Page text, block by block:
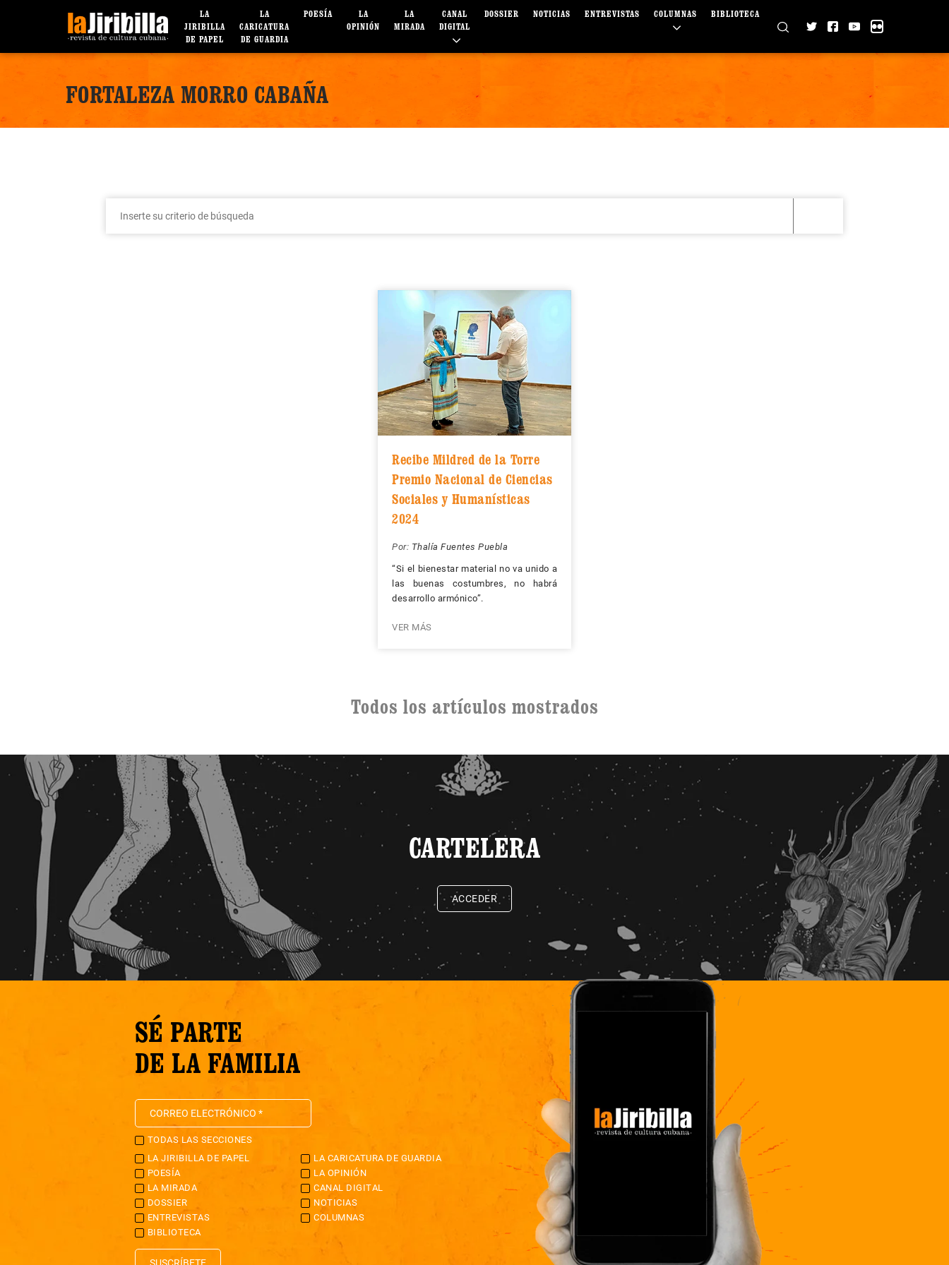
LA
JIRIBILLA
DE PAPEL
LA
CARICATURA
DE GUARDIA
POESÍA
LA
OPINIÓN
LA
MIRADA
CANAL
DIGITAL
DOSSIER NOTICIAS ENTREVISTAS COLUMNAS BIBLIOTECA
FORTALEZA MORRO CABAÑA
Recibe Mildred de la Torre
Premio Nacional de Ciencias
Sociales y Humanísticas
2024
Por: Thalía Fuentes Puebla
“Si el bienestar material no va unido a
las buenas costumbres, no habrá
desarrollo armónico”.
VER MÁS
Todos los artículos mostrados
CARTELERA
ACCEDER
SÉ PARTE
DE LA FAMILIA
TODAS LAS SECCIONES
LA JIRIBILLA DE PAPEL
LA CARICATURA DE GUARDIA
POESÍA
LA OPINIÓN
LA MIRADA
CANAL DIGITAL
DOSSIER
NOTICIAS
ENTREVISTAS
COLUMNAS
BIBLIOTECA